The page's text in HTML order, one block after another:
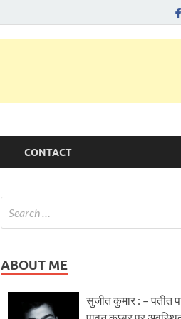
CONTACT
ABOUT ME
सुजीत कुमार : – पतीत